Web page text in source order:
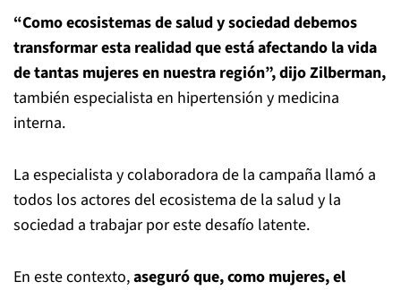
“Como ecosistemas de salud y sociedad debemos
transformar esta realidad que está afectando la vida
de tantas mujeres en nuestra región”, dijo Zilberman,
también especialista en hipertensión y medicina
interna.
La especialista y colaboradora de la campaña llamó a
todos los actores del ecosistema de la salud y la
sociedad a trabajar por este desafío latente.
En este contexto,aseguró que, como mujeres, el